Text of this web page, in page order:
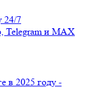
24/7
Telegram и MAX